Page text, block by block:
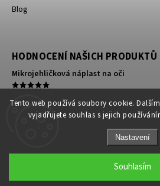
Tento web používá soubory cookie.
vyjadřujete souhlas s jejich
Nastavení
Souhlasím
Blog
HODNOCENÍ NAŠICH PRODUKTŮ
Mikrojehličková náplast na oči
Kompresní ortéza na koleno
140 silné kompresní punčochy s patou
Copyright 2026Zdraví